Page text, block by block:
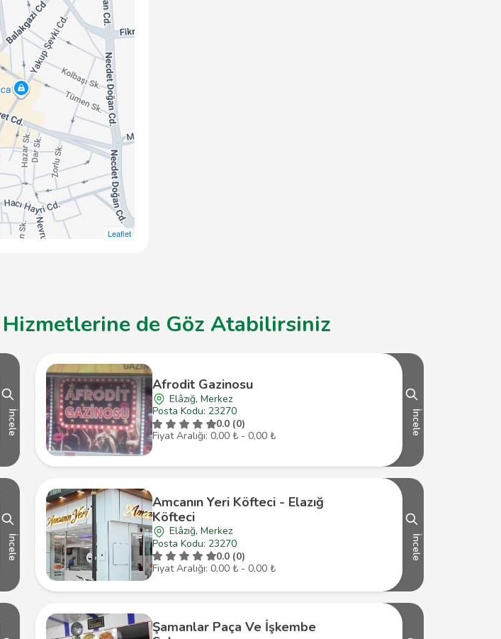
Leaflet
Hizmetlerine de Göz Atabilirsiniz
İncele
Afrodit Gazinosu
Elâzığ, Merkez
Posta Kodu: 23270
0.0 (0)
Fiyat Aralığı: 0,00 ₺ - 0,00 ₺
İncele
İncele
Amcanın Yeri Köfteci - Elazığ
Köfteci
Elâzığ, Merkez
Posta Kodu: 23270
0.0 (0)
Fiyat Aralığı: 0,00 ₺ - 0,00 ₺
İncele
Şamanlar Paça Ve İşkembe